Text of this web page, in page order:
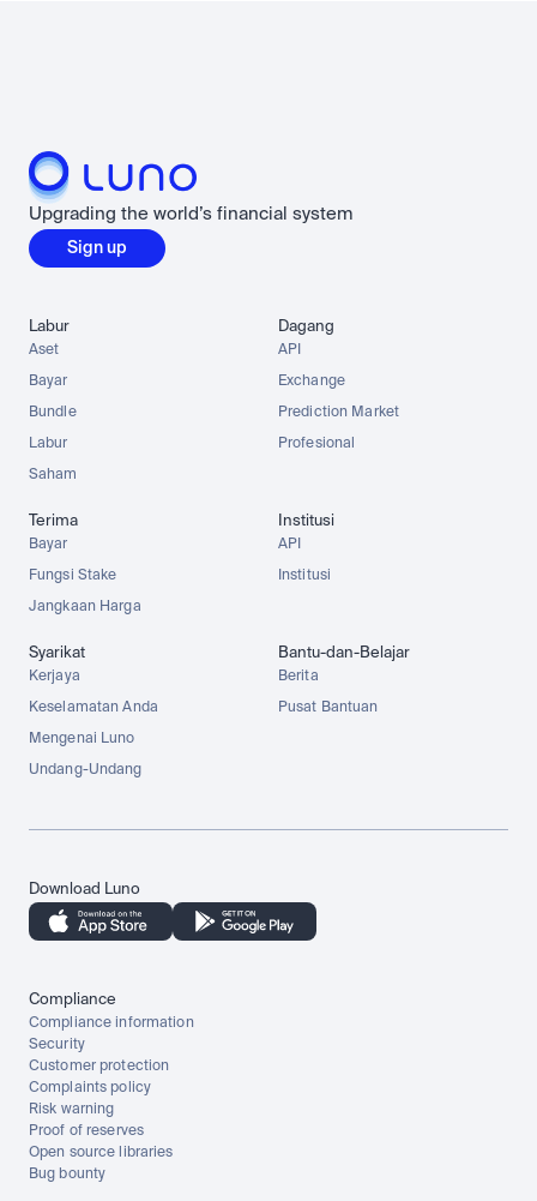
Upgrading the world’s financial system
Sign up
Labur
Aset
Bayar
Bundle
Labur
Saham
Dagang
API
Exchange
Prediction Market
Profesional
Terima
Bayar
Fungsi Stake
Jangkaan Harga
Institusi
API
Institusi
Syarikat
Kerjaya
Keselamatan Anda
Mengenai Luno
Undang-Undang
Bantu-dan-Belajar
Berita
Pusat Bantuan
Download Luno
Compliance
Compliance information
Security
Customer protection
Complaints policy
Risk warning
Proof of reserves
Open source libraries
Bug bounty